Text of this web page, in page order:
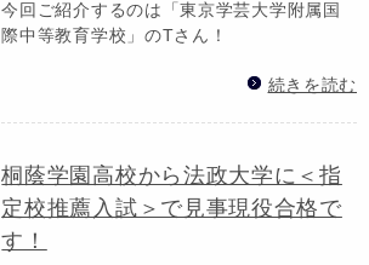
今回ご紹介するのは「東京学芸大学附属国
際中等教育学校」のTさん！
続きを読む
桐蔭学園高校から法政大学に＜指
定校推薦入試＞で見事現役合格で
す！